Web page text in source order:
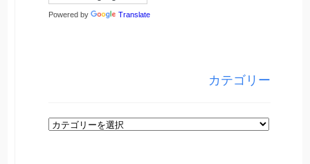
Powered by Translate
カテゴリー
カ